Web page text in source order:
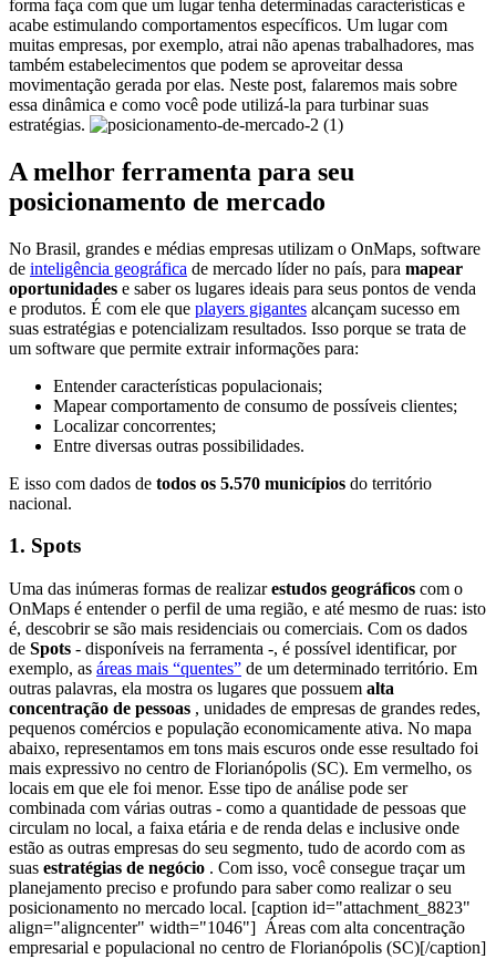
forma faça com que um lugar tenha determinadas características e
acabe estimulando comportamentos específicos. Um lugar com
muitas empresas, por exemplo, atrai não apenas trabalhadores, mas
também estabelecimentos que podem se aproveitar dessa
movimentação gerada por elas. Neste post, falaremos mais sobre
essa dinâmica e como você pode utilizá-la para turbinar suas
estratégias.
A melhor ferramenta para seu
posicionamento de mercado
No Brasil, grandes e médias empresas utilizam o OnMaps, software
de inteligência geográfica de mercado líder no país, para mapear
oportunidades e saber os lugares ideais para seus pontos de venda
e produtos. É com ele que players gigantes alcançam sucesso em
suas estratégias e potencializam resultados. Isso porque se trata de
um software que permite extrair informações para:
Entender características populacionais;
Mapearcomportamento de consumo de possíveis clientes;
Localizar concorrentes;
Entre diversas outras possibilidades.
E isso com dados de todos os 5.570 municípios do território
nacional.
1. Spots
Uma das inúmeras formas de realizarestudos geográficos com o
OnMaps é entender o perfil de uma região, e até mesmo de ruas: isto
é, descobrir se são mais residenciais ou comerciais. Com os dados
de Spots - disponíveis na ferramenta -, é possível identificar, por
exemplo, as áreas mais “quentes” de um determinado território. Em
outras palavras, ela mostra os lugares que possuem alta
concentração de pessoas , unidades de empresas de grandes redes,
pequenos comércios e população economicamente ativa. No mapa
abaixo, representamos em tons mais escuros onde esse resultado foi
mais expressivo no centro de Florianópolis (SC). Em vermelho, os
locais em que ele foi menor. Esse tipo de análise pode ser
combinada com várias outras - como a quantidade de pessoas que
circulam no local, a faixa etária e de renda delas e inclusive onde
estão as outras empresas do seu segmento, tudo de acordo com as
suas estratégias de negócio . Com isso, você consegue traçar um
planejamento preciso e profundo para saber como realizar o seu
posicionamento no mercado local. [caption id="attachment_8823"
align="aligncenter" width="1046"] Áreas com alta concentração
empresarial e populacional no centro de Florianópolis (SC)[/caption]